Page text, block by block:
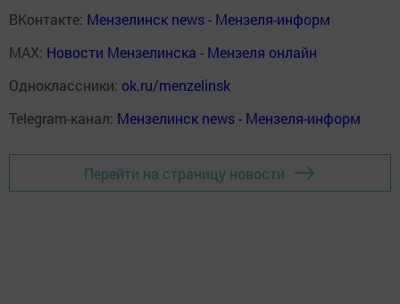
ВКонтакте: Мензелинск news - Мензеля-информ
MAX: Новости Мензелинска - Мензеля онлайн
Одноклассники: ok.ru/menzelinsk
Telegram-канал: Мензелинск news - Мензеля-информ
Перейти на страницу новости